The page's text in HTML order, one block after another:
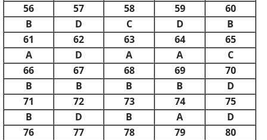
56
57 58 59
60
B
D C D
B
61
62 63 64
65
A
D A A
C
66
67 68 69
70
B
B B B
D
71
72 73 74
75
B
D B A
D
76
77 78 79
80